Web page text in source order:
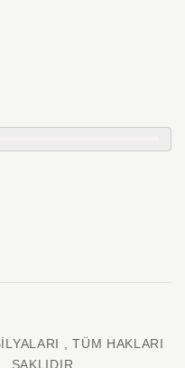
, TÜM HAKLARI
SAKLIDIR